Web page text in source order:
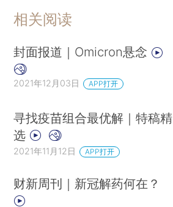
相关阅读
封面报道｜Omicron悬念
2021年12月03日 APP打开
寻找疫苗组合最优解｜特稿精
选
2021年11月12日 APP打开
财新周刊｜新冠解药何在？